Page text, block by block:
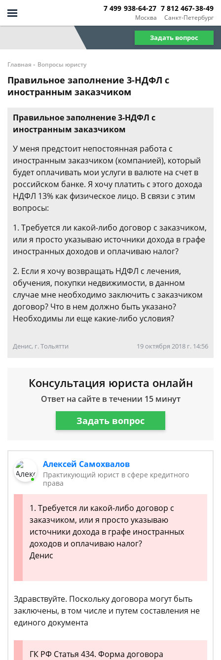
Москва
7 499 938-64-27
Санкт-Петербург
7 812 467-38-49
Задать вопрос
Главная - Вопросы юристу
Правильное заполнение 3-НДФЛ с
иностранным заказчиком
Правильное заполнение 3-НДФЛ с
иностранным заказчиком
У меня предстоит непостоянная работа с
иностранным заказчиком (компанией), который
будет оплачивать мои услуги в валюте на счет в
российском банке. Я хочу платить с этого дохода
НДФЛ 13% как физическое лицо. В связи с этим
вопросы:
1. Требуется ли какой-либо договор с заказчиком,
или я просто указываю источники дохода в графе
иностранных доходов и оплачиваю налог?
2. Если я хочу возвращать НДФЛ с лечения,
обучения, покупки недвижимости, в данном
случае мне необходимо заключить с заказчиком
договор? Что в нем должно быть указано?
Необходимы ли еще какие-либо условия?
Денис, г. Тольятти 19 октября 2018 г. 14:56
Консультация юриста онлайн
Ответ на сайте в течении 15 минут
Задать вопрос
Алексей Самохвалов
Практикующий юрист в сфере кредитного
права
1. Требуется ли какой-либо договор с
заказчиком, или я просто указываю
источники дохода в графе иностранных
доходов и оплачиваю налог?
Денис
Здравствуйте. Поскольку договора могут быть
заключены, в том числе и путем составления не
единого документа
ГК РФ Статья 434. Форма договора